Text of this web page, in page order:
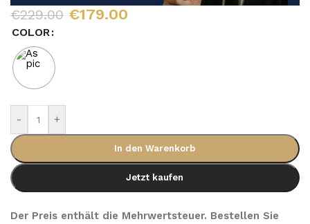
€229.00 €179.00
COLOR
- +
In den Warenkorb
Jetzt kaufen
Der Preis enthält die Mehrwertsteuer. Bestellen Sie